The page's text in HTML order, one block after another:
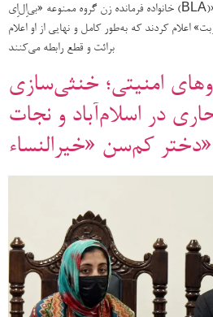
خانواده فرمانده زن گروه ممنوعه «بی‌اِل‌اِی (BLA)» به نام شهنـاز بلوچ، در یک نشست
اعلام کردند که به‌طور کامل و نهایی از او اعلام
برائت و قطع رابطه می‌کنند
امنیتی؛ خنثی‌سازی
در اسلام‌آباد و نجات
دختر کم‌سن «خیرالنساء»